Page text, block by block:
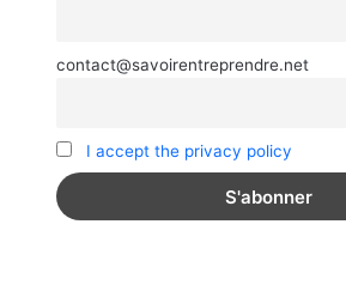
contact@savoirentreprendre.net
I accept the privacy policy